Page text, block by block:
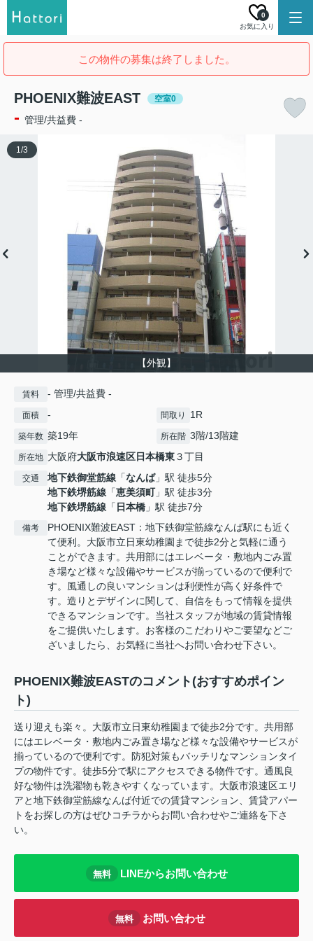
お気に入り
0
この物件の募集は終了しました。
PHOENIX難波EAST 空室0
- 管理/共益費 -
【外観】
1/3
賃料 - 管理/共益費 -
面積 - 間取り 1R
築年数 築19年 所在階 3階/13階建
所在地 大阪府大阪市浪速区日本橋東３丁目
交通 地下鉄御堂筋線 「なんば」駅 徒歩5分
地下鉄堺筋線 「恵美須町」駅 徒歩3分
地下鉄堺筋線 「 日本橋 」駅 徒歩7分
備考
PHOENIX難波EAST：地下鉄御堂筋線なんば駅にも近く
て便利。大阪市立日東幼稚園まで徒歩2分と気軽に通う
ことができます。共用部にはエレベータ・敷地内ごみ置
き場など様々な設備やサービスが揃っているので便利で
す。風通しの良いマンションは利便性が高く好条件で
す。造りとデザインに関して、自信をもって情報を提供
できるマンションです。当社スタッフが地域の賃貸情報
をご提供いたします。お客様のこだわりやご要望などご
ざいましたら、お気軽に当社へお問い合わせ下さい。
PHOENIX難波EASTのコメント(おすすめポイン
ト)
送り迎えも楽々。大阪市立日東幼稚園まで徒歩2分です。共用部
にはエレベータ・敷地内ごみ置き場など様々な設備やサービスが
揃っているので便利です。防犯対策もバッチリなマンションタイ
プの物件です。徒歩5分で駅にアクセスできる物件です。通風良
好な物件は洗濯物も乾きやすくなっています。大阪市浪速区エリ
アと地下鉄御堂筋線なんば付近での賃貸マンション、賃貸アパー
トをお探しの方はぜひコチラからお問い合わせやご連絡を下さ
い。
無料 LINEからお問い合わせ
無料 お問い合わせ